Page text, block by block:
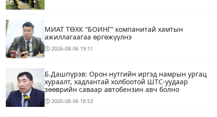
МИАТ ТӨХК “БОИНГ“ компанитай хамтын
ажиллагаагаа өргөжүүлнэ
2026-08-06 19:11
Б.Дашпүрэв: Орон нутгийн иргэд намрын ургац
хураалт, хадлантай холбоотой ШТС-уудаар
зөөврийн саваар автобензин авч болно
2026-08-06 18:53